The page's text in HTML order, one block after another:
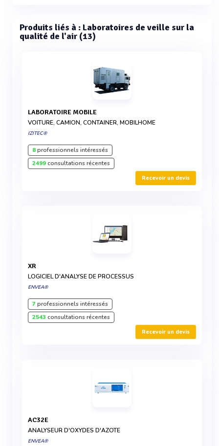
Produits liés à : Laboratoires de veille sur la
qualité de l'air (13)
LABORATOIRE MOBILE
VOITURE, CAMION, CONTAINER, MOBILHOME
IZITEC®
8professionnels intéressés
2499consultations récentes
Recevoir un devis
XR
LOGICIEL D'ANALYSE DE PROCESSUS
ENVEA®
7professionnels intéressés
2543 consultations récentes
Recevoir un devis
AC32E
ANALYSEUR D'OXYDES D'AZOTE
ENVEA®